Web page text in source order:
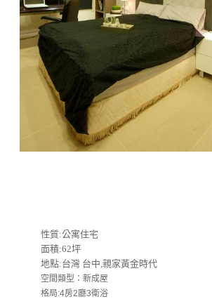
性質:公寓住宅
面積:62坪
地點:台灣 台中,親家黃金時代
空間類型：新成屋
格局:4房2廳3衛浴